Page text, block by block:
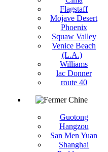
Flagstaff
Mojave Desert
Phoenix
Squaw Valley
Venice Beach
(L.A.)
Williams
lac Donner
route 40
Chine
Guotong
Hangzou
San Men Yuan
Shanghai